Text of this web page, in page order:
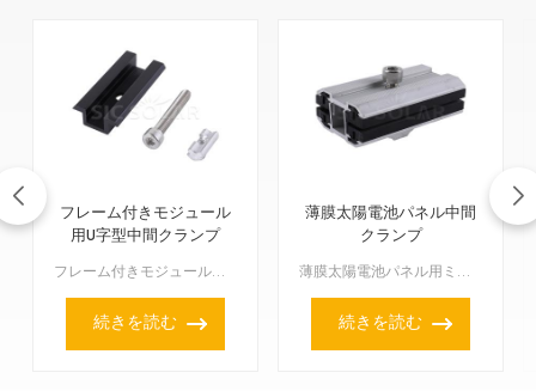
フレーム付きモジュール
用U字型中間クランプ
フレーム付きモジュール用U字型ミドルクランプは、フレーム付きソーラーパネル、特に厚さ35mm～50mmのパネルに対応しています。AL6005-T5陽極酸化アルミニウム製で、ナチュラルシルバーとブラック...
続きを読む
薄膜太陽電池パネル中間
クランプ
薄膜太陽電池パネル用ミッドクランプは、薄膜太陽電池パネルをPVブラケットシステムに固定するための特殊なアクセサリーです。このクランプは、隣り合う2枚のパネルの間に挟み込むことで、パネル間の適切な間隔を...
続きを読む